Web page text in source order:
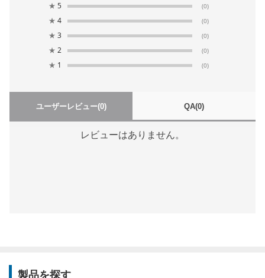
★ 5 (0)
★ 4 (0)
★ 3 (0)
★ 2 (0)
★ 1 (0)
ユーザーレビュー(0) QA(0)
レビューはありません。
製品を探す